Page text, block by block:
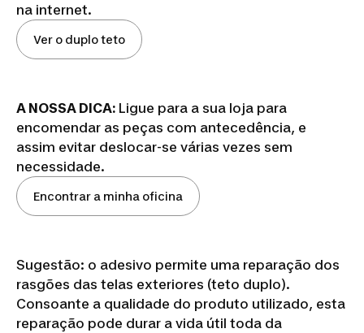
na internet.
Ver o duplo teto
A NOSSA DICA: Ligue para a sua loja para
encomendar as peças com antecedência, e
assim evitar deslocar-se várias vezes sem
necessidade.
Encontrar a minha oficina
Sugestão: o adesivo permite uma reparação dos
rasgões das telas exteriores (teto duplo).
Consoante a qualidade do produto utilizado, esta
reparação pode durar a vida útil toda da